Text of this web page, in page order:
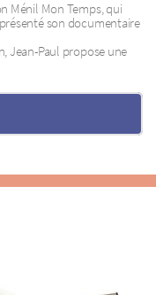
Ménil Mon Temps, qui
son documentaire
Jean-Paul propose une